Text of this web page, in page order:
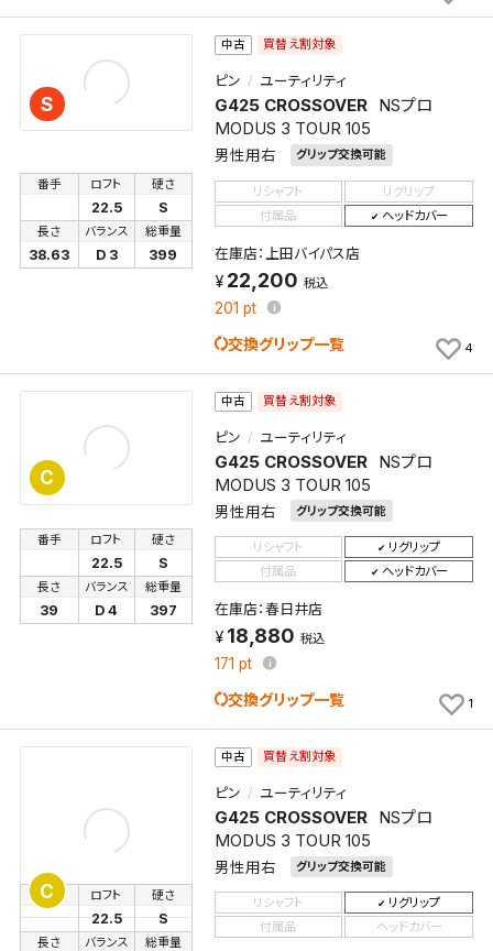
S
中古 買替え割対象
ピン ユーティリティ
G425 CROSSOVER
NSプロ
MODUS 3 TOUR 105
男性用右 グリップ交換可能
番手 ロフト
22.5
硬さ
S
長さ
38.63
バランス
D 3
総重量
399
リシャフト
リグリップ
付属品
ヘッドカバー
在庫店：上田バイパス店
22,200 税込
201 pt
交換グリップ一覧 4
C
中古 買替え割対象
ピン ユーティリティ
G425 CROSSOVER
NSプロ
MODUS 3 TOUR 105
男性用右 グリップ交換可能
番手 ロフト
22.5
硬さ
S
長さ
39
バランス
D 4
総重量
397
リシャフト
リグリップ
付属品
ヘッドカバー
在庫店：春日井店
18,880 税込
171 pt
交換グリップ一覧 1
C
中古 買替え割対象
ピン ユーティリティ
G425 CROSSOVER
NSプロ
MODUS 3 TOUR 105
男性用右 グリップ交換可能
番手 ロフト
22.5
硬さ
S
長さ バランス 総重量
リシャフト
リグリップ
付属品
ヘッドカバー